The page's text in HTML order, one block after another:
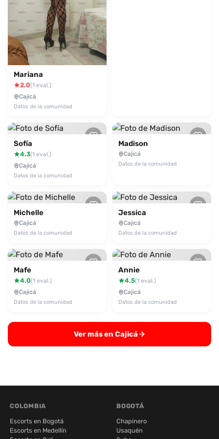
Mariana
2.0(1 eval.)
Cajicá
Datos de la comunidad
Sofía
4.3(1 eval.)
Cajicá
Datos de la comunidad
Madison
Cajicá
Datos de la comunidad
Michelle
Cajicá
Datos de la comunidad
Jessica
Cajicá
Datos de la comunidad
Mafe
4.0(1 eval.)
Cajicá
Datos de la comunidad
Annie
4.5(1 eval.)
Cajicá
Datos de la comunidad
Ver más en Cajicá
COLOMBIA
Escorts en Bogotá
Escorts en Medellín
BOGOTÁ
Chapinero
Usaquén